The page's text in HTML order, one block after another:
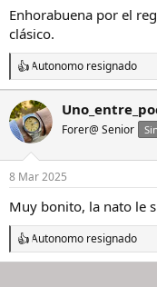
:
Enhorabuena por el
clásico.
R
e
a
c
c
o
n
e
s
Autonomo resignado
Forer@ Senior
8 Mar 2025
Muy bonito, la nato le
R
e
Autonomo resignado